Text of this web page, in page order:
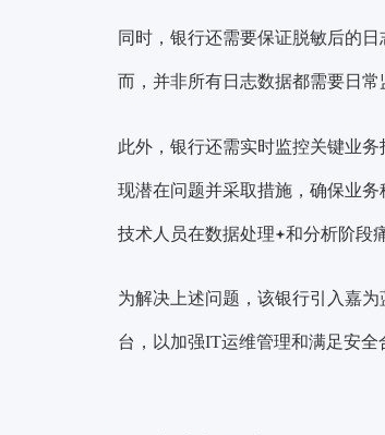
同时，银行还需要保证脱敏后的
而，并非所有日志数据都需要日
此外，银行还需实时监控关键业
现潜在问题并采取措施，确保业
技术人员在数据处理 和分析阶段
为解决上述问题，该银行引入嘉
台，以加强IT运维管理和满足安全